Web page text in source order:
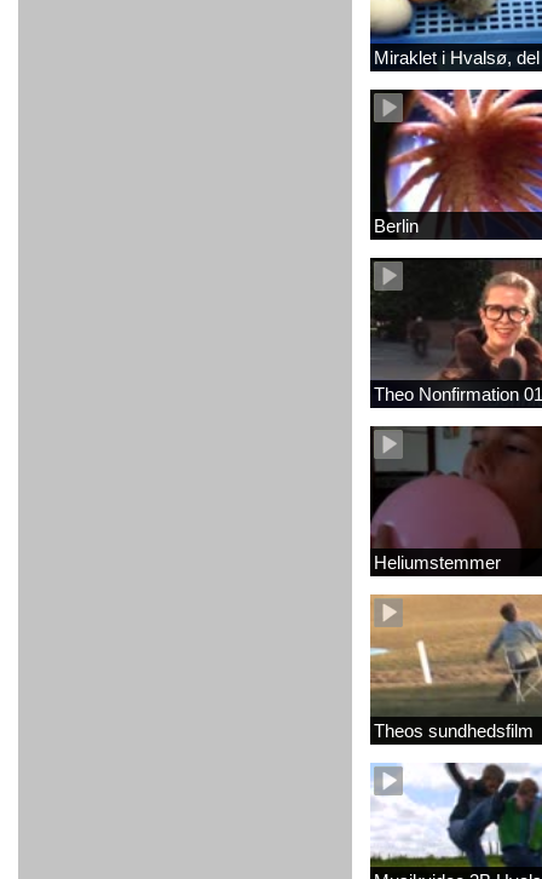
Miraklet i Hvalsø,
Berlin
Theo Nonfirmation 01
Heliumstemmer
Theos sundhedsfilm